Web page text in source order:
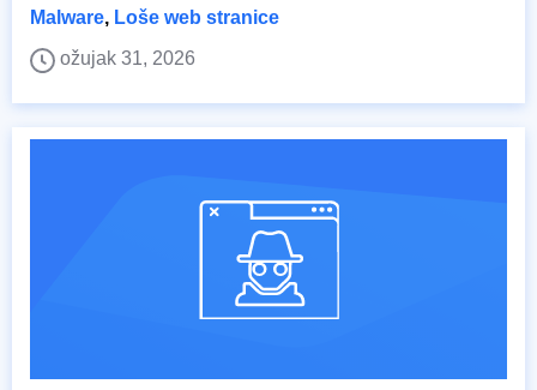
Malware, Loše web stranice
ožujak 31, 2026